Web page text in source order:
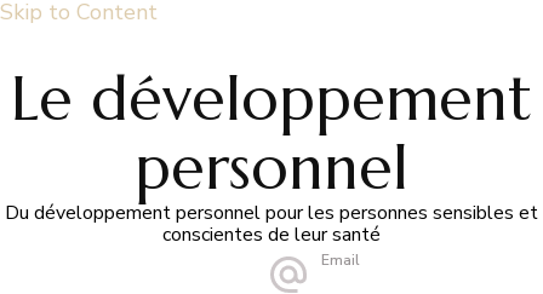
Skip to Content
Le développement
personnel
Du développement personnel pour les personnes sensibles et
conscientes de leur santé
Email